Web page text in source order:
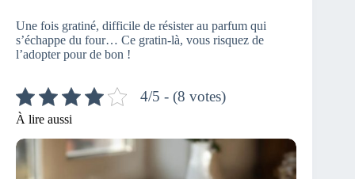
Une fois gratiné, difficile de résister au parfum qui
s’échappe du four… Ce gratin-là, vous risquez de
l’adopter pour de bon !
4/5 - (8 votes)
À lire aussi